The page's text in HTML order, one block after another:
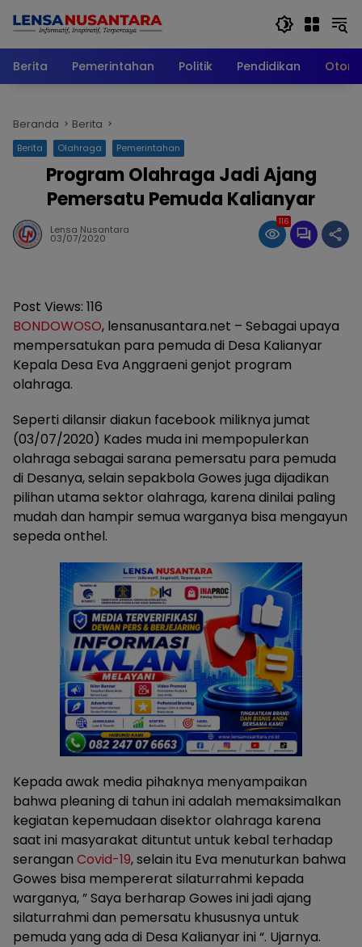
Berita
Pemerintahan Politik Pendidikan
Beranda Berita
Berita Olahraga Pemerintahan
Program Olahraga Jadi Ajang
Pemersatu Pemuda Kalianyar
Lensa Nusantara
03/07/2020
116
Post Views: 116
BONDOWOSO, lensanusantara.net – Sebagai upaya
mempersatukan para pemuda di Desa Kalianyar
Kepala Desa Eva Anggraeni genjot program
olahraga.
Seperti dilansir diakun facebook miliknya jumat
(03/07/2020) Kades muda ini mempopulerkan
olahraga sebagai sarana pemersatu para pemuda
di Desanya, selain sepakbola Gowes juga dijadikan
pilihan utama sektor olahraga, karena dinilai paling
mudah dan hampir semua warganya bisa mengayun
sepeda onthel.
Kepada awak media pihaknya menyampaikan
bahwa pleaning di tahun ini adalah memaksimalkan
kegiatan kepemudaan disektor olahraga karena
saat ini masyarakat dituntut untuk kebal terhadap
serangan Covid-19, selain itu Eva menuturkan bahwa
Gowes bisa mempererat silaturrahmi kepada
warganya, ” Saya berharap Gowes ini jadi ajang
silaturrahmi dan pemersatu khususnya untuk
pemuda yang ada di Desa Kalianyar ini “. Ujarnya.